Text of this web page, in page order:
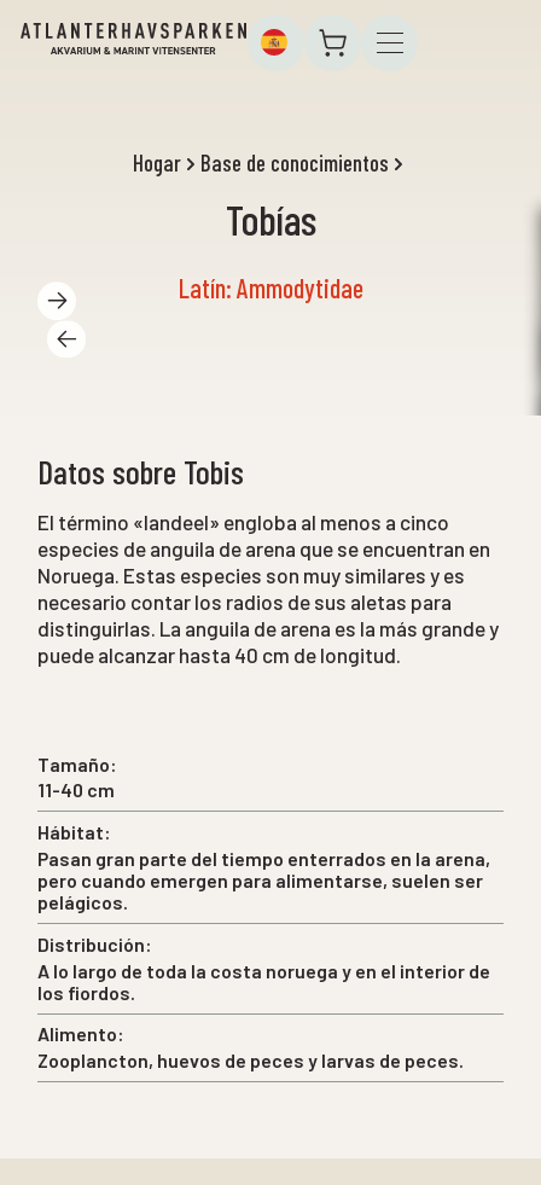
Hogar Base de conocimientos
Tobías
Latín: Ammodytidae
Tamaño:
11-40 cm
Hábitat:
Pasan gran parte del tiempo enterrados en la arena,
pero cuando emergen para alimentarse, suelen ser
pelágicos.
Distribución:
A lo largo de toda la costa noruega y en el interior de
los fiordos.
Alimento:
Zooplancton, huevos de peces y larvas de peces.
Datos sobre Tobis
El término «landeel» engloba al menos a cinco
especies de anguila de arena que se encuentran en
Noruega. Estas especies son muy similares y es
necesario contar los radios de sus aletas para
distinguirlas. La anguila de arena es la más grande y
puede alcanzar hasta 40 cm de longitud.